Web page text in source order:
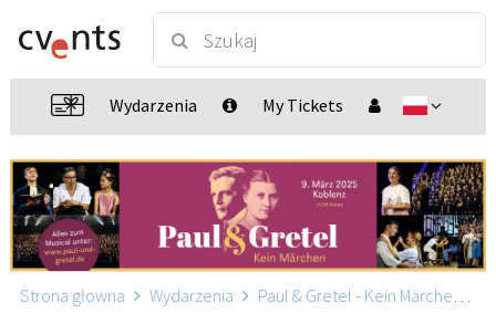
Wydarzenia My Tickets
Strona głowna Wydarzenia Paul & Gretel - Kein Märchen